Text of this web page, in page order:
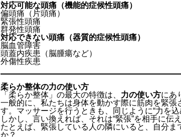
対応可能な頭痛（機能的症候性頭痛）
偏頭痛（片頭痛）
緊張性頭痛
群発性頭痛
対応できない頭痛（器質的症候性頭痛）
脳血管障害
頭蓋内疾患（脳腫瘍など）
外傷性疾患
柔らか整体の力の使い方
「柔らか整体」の最大の特徴は、 力の使い方にあ
一般的に、私たちは身体を動かす際に筋肉を緊
す。マッサージを行うときも、同じように“力を込
しかし、言い換えれば、それは“緊張”を相手に伝
たとえば、緊張している人の隣にいると、自分
か？